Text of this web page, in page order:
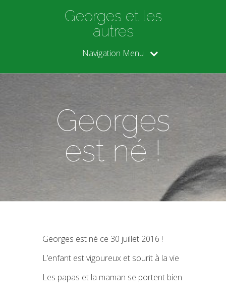
Georges et les
autres
Navigation Menu
Georges
est né !
Georges est né ce 30 juillet 2016 !
L’enfant est vigoureux et sourit à la vie
Les papas et la maman se portent bien